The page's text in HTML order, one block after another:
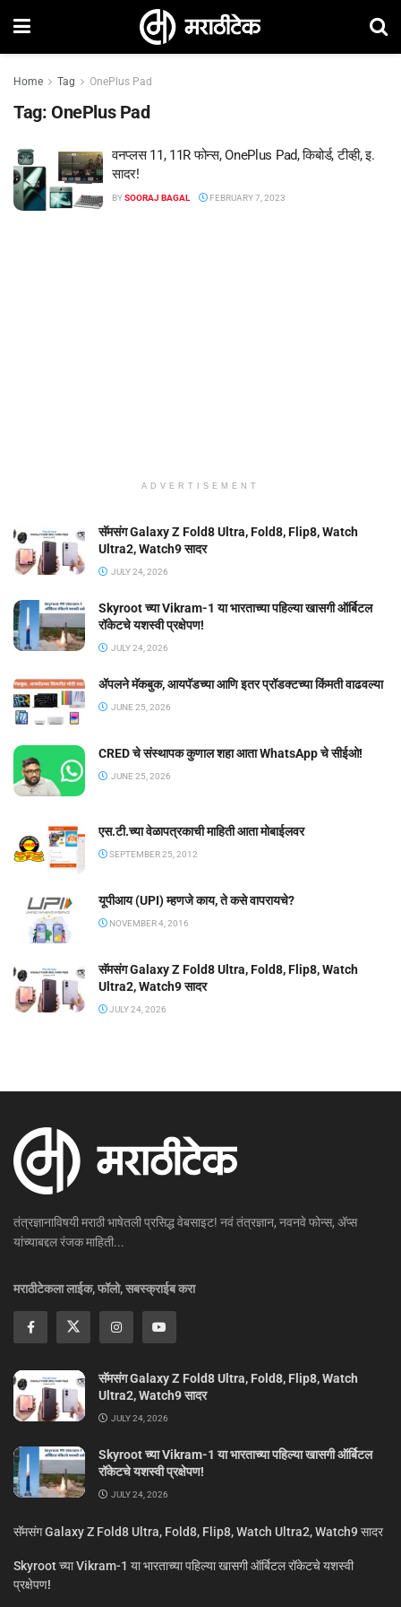
Home Tag OnePlus Pad
Tag: OnePlus Pad
वनप्लस 11, 11R फोन्स, OnePlus Pad, किबोर्ड, टीव्ही, इ.
सादर!
BYSOORAJ BAGAL FEBRUARY 7, 2023
ADVERTISEMENT
सॅमसंग Galaxy Z Fold8 Ultra, Fold8, Flip8, Watch
Ultra2, Watch9 सादर
JULY 24, 2026
Skyroot च्या Vikram-1 या भारताच्या पहिल्या खासगी ऑर्बिटल
रॉकेटचे यशस्वी प्रक्षेपण!
JULY 24, 2026
ॲपलने मॅकबुक, आयपॅडच्या आणि इतर प्रॉडक्टच्या किंमती वाढवल्या
JUNE 25, 2026
CRED चे संस्थापक कुणाल शहा आता WhatsApp चे सीईओ!
JUNE 25, 2026
एस.टी.च्या वेळापत्रकाची माहिती आता मोबाईलवर
SEPTEMBER 25, 2012
यूपीआय (UPI) म्हणजे काय, ते कसे वापरायचे?
NOVEMBER 4, 2016
सॅमसंग Galaxy Z Fold8 Ultra, Fold8, Flip8, Watch
Ultra2, Watch9 सादर
JULY 24, 2026
तंत्रज्ञानाविषयी मराठी भाषेतली प्रसिद्ध वेबसाइट! नवं तंत्रज्ञान, नवनवे फोन्स, ॲप्स
यांच्याबद्दल रंजक माहिती...
मराठीटेकला लाईक, फॉलो, सबस्क्राईब करा
सॅमसंग Galaxy Z Fold8 Ultra, Fold8, Flip8, Watch
Ultra2, Watch9 सादर
JULY 24, 2026
Skyroot च्या Vikram-1 या भारताच्या पहिल्या खासगी ऑर्बिटल
रॉकेटचे यशस्वी प्रक्षेपण!
JULY 24, 2026
सॅमसंग Galaxy Z Fold8 Ultra, Fold8, Flip8, Watch Ultra2, Watch9 सादर
Skyroot च्या Vikram-1 या भारताच्या पहिल्या खासगी ऑर्बिटल रॉकेटचे यशस्वी
प्रक्षेपण!